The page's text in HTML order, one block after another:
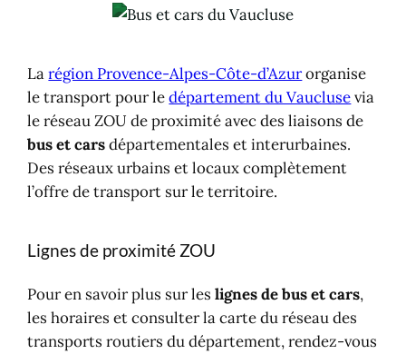
Larégion Provence-Alpes-Côte-d’Azurorganise
le transport pour ledépartement du Vauclusevia
le réseau ZOU de proximité avec des liaisons de
bus et carsdépartementales et interurbaines.
Des réseaux urbains et locaux complètement
l’offre de transport sur le territoire.
Lignes de proximité ZOU
Pour en savoir plus sur leslignes de bus et cars,
les horaires et consulter la carte du réseau des
transports routiers du département, rendez-vous